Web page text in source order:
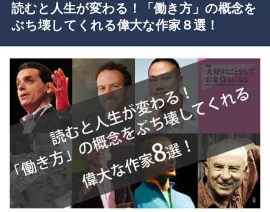
読むと人生が変わる！「働き方」の概念を
ぶち壊してくれる偉大な作家８選！